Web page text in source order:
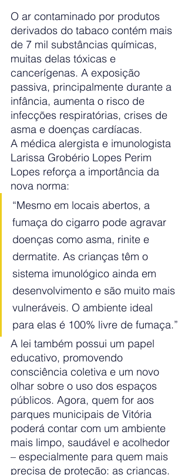
O ar contaminado por produtos
derivados do tabaco contém mais
de 7 mil substâncias químicas,
muitas delas tóxicas e
cancerígenas. A exposição
passiva, principalmente durante a
infância, aumenta o risco de
infecções respiratórias, crises de
asma e doenças cardíacas.
A médica alergista e imunologista
Larissa Grobério Lopes Perim
Lopes reforça a importância da
nova norma:
“Mesmo em locais abertos, a
fumaça do cigarro pode agravar
doenças como asma, rinite e
dermatite. As crianças têm o
sistema imunológico ainda em
desenvolvimento e são muito mais
vulneráveis. O ambiente ideal
para elas é 100% livre de fumaça.”
A lei também possui um papel
educativo, promovendo
consciência coletiva e um novo
olhar sobre o uso dos espaços
públicos. Agora, quem for aos
parques municipais de Vitória
poderá contar com um ambiente
mais limpo, saudável e acolhedor
– especialmente para quem mais
precisa de proteção: as crianças.